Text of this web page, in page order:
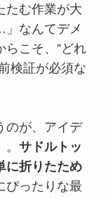
たむ作業が大
なんてデメ
らこそ、”どれ
検証が必須な
のが、アイデ
サドルトッ
に折りたため
ぴったりな最